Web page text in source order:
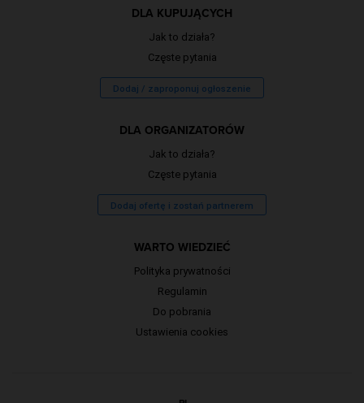
DLA KUPUJĄCYCH
Jak to działa?
Częste pytania
Dodaj / zaproponuj ogłoszenie
DLA ORGANIZATORÓW
Jak to działa?
Częste pytania
Dodaj ofertę i zostań partnerem
WARTO WIEDZIEĆ
Polityka prywatności
Regulamin
Do pobrania
Ustawienia cookies